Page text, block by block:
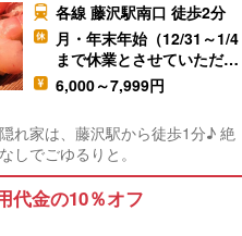
各線 藤沢駅南口 徒歩2分
月・年末年始（12/31～1/4
まで休業とさせていただ…
6,000～7,999円
れ家は、藤沢駅から徒歩1分♪ 絶
しでごゆるりと。
代金の10％オフ